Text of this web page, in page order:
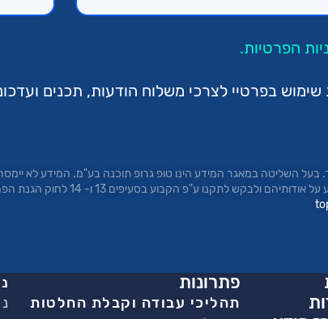
הפרטיות.
בפרטיי לצרכי משלוח הודעות, תכנים
בעל השליטה במאגר המידע הינו טופ גרופ תוכנה בע"מ. המידע לא
הדין. לנושאי המידע עומדת
פתרונות
תהליכי עבודה וקבלת החלטות